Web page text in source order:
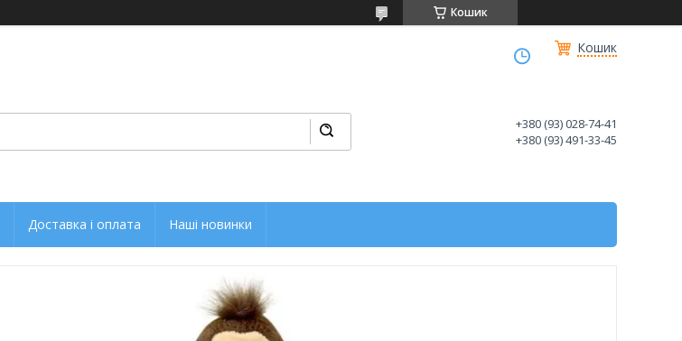
Кошик
Кошик
+380 (93) 028-74-41
+380 (93) 491-33-45
Доставка і оплата Наші новинки